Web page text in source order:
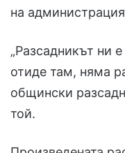
на
„Разсадникът ни
отиде там, няма
общински
той.